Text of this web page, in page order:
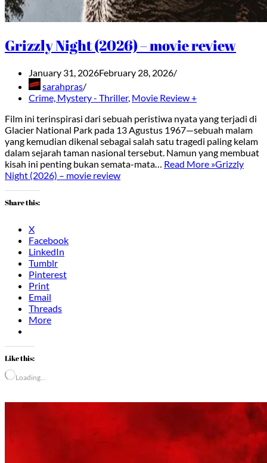
Grizzly Night (2026) – movie review
January 31, 2026February 28, 2026
sarahpras
Crime, Mystery - Thriller, Movie Review +
Film ini terinspirasi dari sebuah peristiwa nyata yang terjadi di
Glacier National Park pada 13 Agustus 1967—sebuah malam
yang kemudian dikenal sebagai salah satu tragedi paling kelam
dalam sejarah taman nasional tersebut. Namun yang membuat
kisah ini penting bukan semata-mata… Read More »Grizzly
Night (2026) – movie review
Share this:
X
Facebook
LinkedIn
Tumblr
Pinterest
Print
Email
Threads
More
Like this:
Loading…